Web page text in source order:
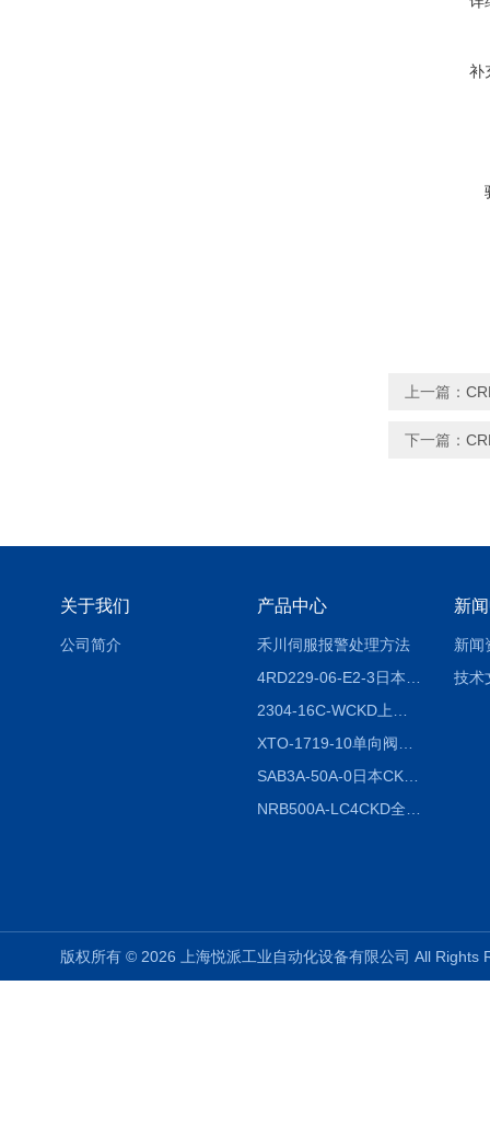
补
上一篇：
下一篇：
关于我们
公司简介
产品中心
禾川伺服报警处理方法
SAB3A-50A-0日本CKD全国授权代理
新
新闻
技术
版权所有 © 2026 上海悦派工业自动化设备有限公司 All